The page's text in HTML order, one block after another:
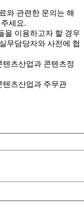
와 관련한 문의는 해
세요.
을 이용하고자 할 경우
무담당자와 사전에 협
츠산업과 콘텐츠정
텐츠산업과 주무관